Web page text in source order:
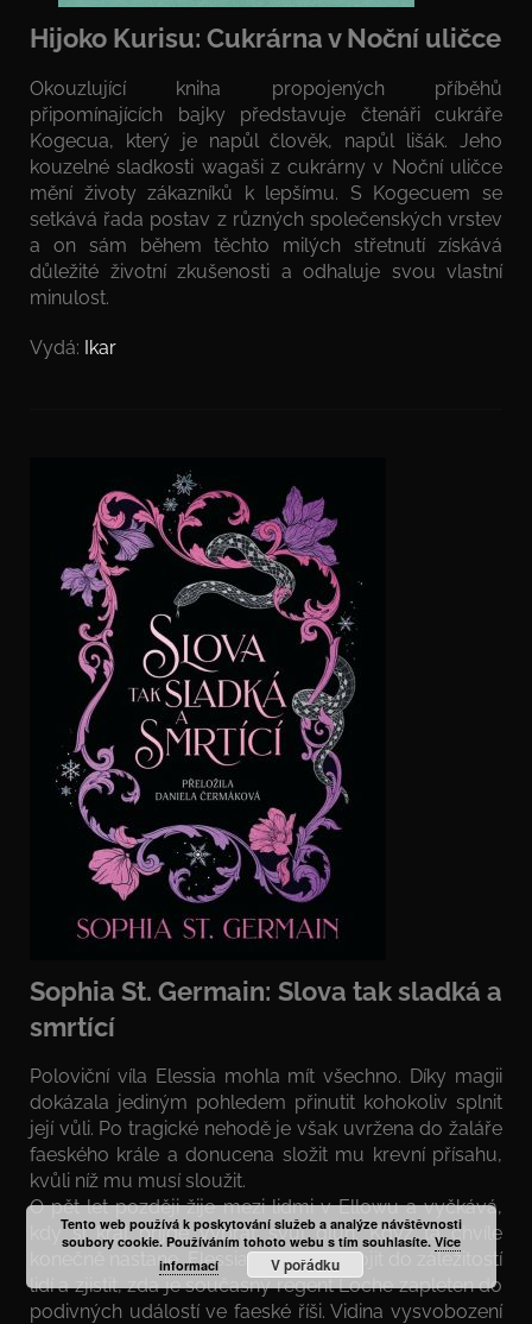
Hijoko Kurisu: Cukrárna v Noční uličce
Okouzlující kniha propojených příběhů
připomínajících bajky představuje čtenáři cukráře
Kogecua, který je napůl člověk, napůl lišák. Jeho
kouzelné sladkosti wagaši z cukrárny v Noční uličce
mění životy zákazníků k lepšímu. S Kogecuem se
setkává řada postav z různých společenských vrstev
a on sám během těchto milých střetnutí získává
důležité životní zkušenosti a odhaluje svou vlastní
minulost.
Vydá: Ikar
Sophia St. Germain: Slova tak sladká a
smrtící
Poloviční víla Elessia mohla mít všechno. Díky magii
dokázala jediným pohledem přinutit kohokoliv splnit
její vůli. Po tragické nehodě je však uvržena do žaláře
faeského krále a donucena složit mu krevní přísahu,
kvůli níž mu musí sloužit.
O pět let později žije mezi lidmi v Ellowu a vyčkává,
kdy si král přijde vybrat svůj dluh. Když ta chvíle
konečně nastane, Elessia se musí zapojit do záležitostí
lidí a zjistit, zda je současný regent Loche zapleten do
podivných událostí ve faeské říši. Vidina vysvobození
Tento web používá k poskytování služeb a analýze návštěvnosti
soubory cookie. Používáním tohoto webu s tím souhlasíte.Více
informací
V pořádku